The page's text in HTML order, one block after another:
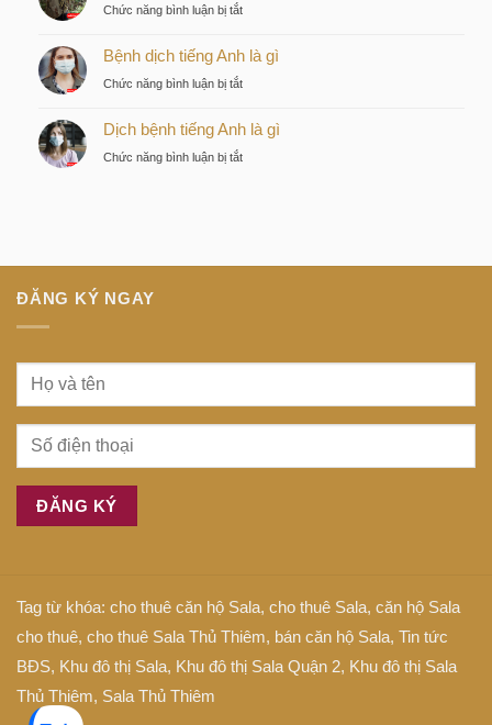
chiến
của
nhà
tư
gì
Chức năng bình luận bị tắtở
là
Bệnh dịch tiếng Anh là gì
Chức năng bình luận bị tắtở
dịch
Dịch bệnh tiếng Anh là gì
Chức năng bình luận bị tắtở
là
ĐĂNG KÝ NGAY
Tag từ khóa: cho thuê căn hộ Sala, cho thuê Sala, căn hộ Sala
cho thuê, cho thuê Sala Thủ Thiêm, bán căn hộ Sala, Tin tức
BĐS, Khu đô thị Sala, Khu đô thị Sala Quận 2, Khu đô thị Sala
Thủ Thiêm, Sala Thủ Thiêm